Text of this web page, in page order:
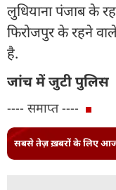
लुधियाना पंजाब के
फिरोजपुर के रहने
है.
जांच में जुटी पुलिस
---- समाप्त ----
सबसे तेज़ ख़बरों के लिए